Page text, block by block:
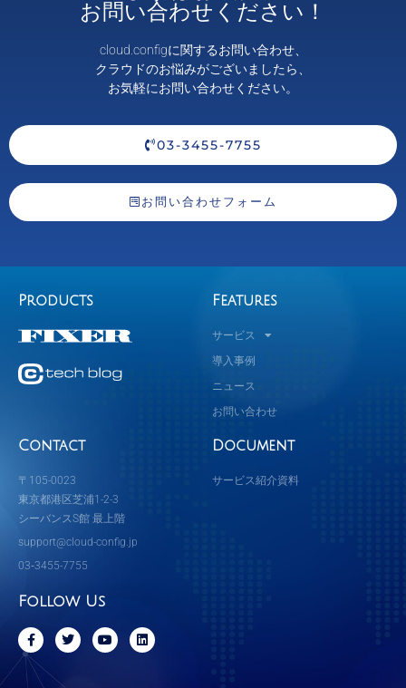
お問い合わせください！
cloud.configに関するお問い合わせ、
クラウドのお悩みがございましたら、
お気軽にお問い合わせください。
03-3455-7755
お問い合わせフォーム
Products Features
サービス
導入事例
ニュース
お問い合わせ
Contact
〒105-0023
東京都港区芝浦1-2-3
シーバンスS館 最上階
support@cloud-config.jp
03‐3455-7755
Document
サービス紹介資料
Follow Us
F
a
c
e
T
w
i
Y
o
u
L
i
n